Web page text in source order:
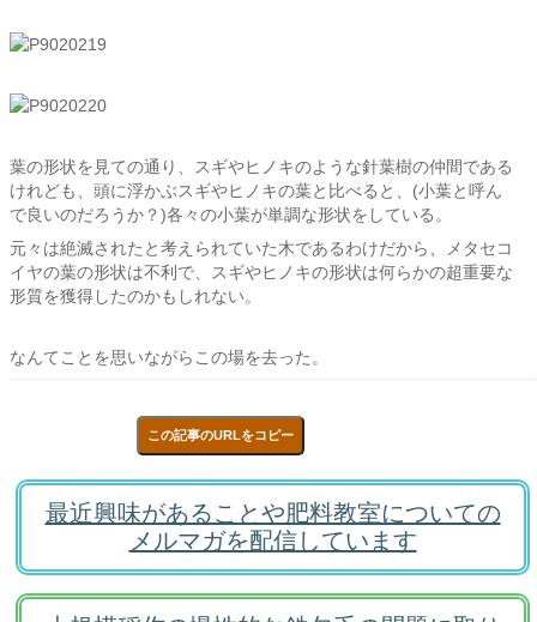
葉の形状を見ての通り、スギやヒノキのような針葉樹の仲間である
けれども、頭に浮かぶスギやヒノキの葉と比べると、(小葉と呼ん
で良いのだろうか？)各々の小葉が単調な形状をしている。
元々は絶滅されたと考えられていた木であるわけだから、メタセコ
イヤの葉の形状は不利で、スギやヒノキの形状は何らかの超重要な
形質を獲得したのかもしれない。
なんてことを思いながらこの場を去った。
この記事のURLをコピー
最近興味があることや肥料教室についての
メルマガを配信しています